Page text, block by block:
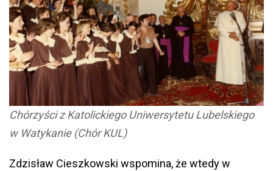
Chórzyści z Katolickiego Uniwersytetu Lubelskiego
w Watykanie (Chór KUL)
Zdzisław Cieszkowski wspomina, że wtedy w